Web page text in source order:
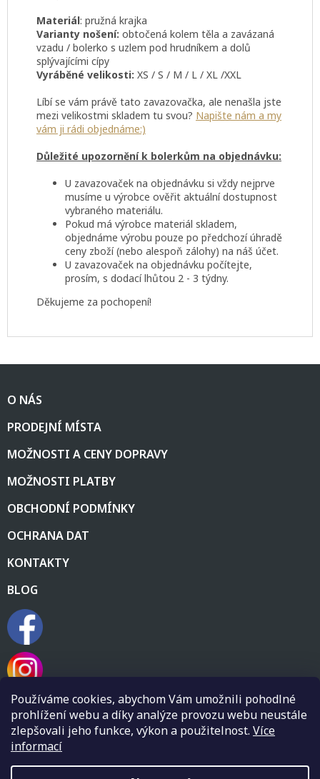
Používáme cookies, abychom Vám umožnili pohodlné
prohlížení webu a díky analýze provozu webu neustále
zlepšovali jeho funkce, výkon a použitelnost. Více
informací
Materiál: pružná krajka
Varianty nošení: obtočená kolem těla a zavázaná
vzadu / bolerko s uzlem pod hrudníkem a dolů
splývajícími cípy
Vyráběné velikosti: XS / S / M / L / XL /XXL
Líbí se vám právě tato zavazovačka, ale nenašla jste
mezi velikostmi skladem tu svou? Napište nám a my
vám ji rádi objednáme:)
Důležité upozornění k bolerkům na objednávku:
U zavazovaček na objednávku si vždy nejprve
musíme u výrobce ověřit aktuální dostupnost
vybraného materiálu.
Pokud má výrobce materiál skladem,
objednáme výrobu pouze po předchozí úhradě
ceny zboží (nebo alespoň zálohy) na náš účet.
U zavazovaček na objednávku počítejte,
prosím, s dodací lhůtou 2 - 3 týdny.
Děkujeme za pochopení!
pO NÁS
PRODEJNÍ MÍSTA
MOŽNOSTI A CENY DOPRAVY
MOŽNOSTI PLATBY
OBCHODNÍ PODMÍNKY
OCHRANA DAT
KONTAKTY
BLOG